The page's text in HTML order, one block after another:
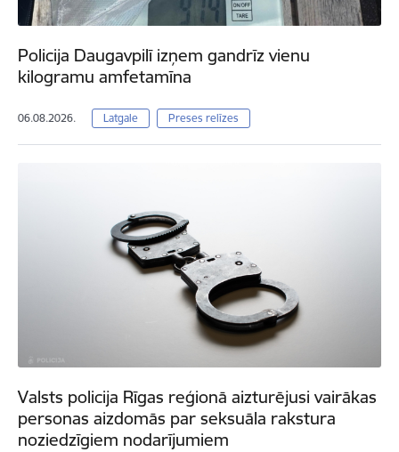
Policija Daugavpilī izņem gandrīz vienu
kilogramu amfetamīna
06.08.2026. Latgale Preses relīzes
Valsts policija Rīgas reģionā aizturējusi vairākas
personas aizdomās par seksuāla rakstura
noziedzīgiem nodarījumiem